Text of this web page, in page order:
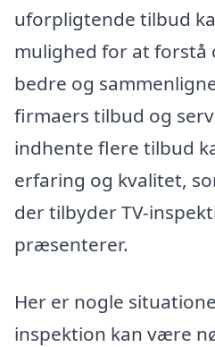
uforpligtende tilbud
mulighed for at forstå
bedre og
firmaers tilbud og
indhente flere tilbud
erfaring og kvalitet,
der tilbyder TV-
præsenterer.
Her er nogle
inspektion kan være